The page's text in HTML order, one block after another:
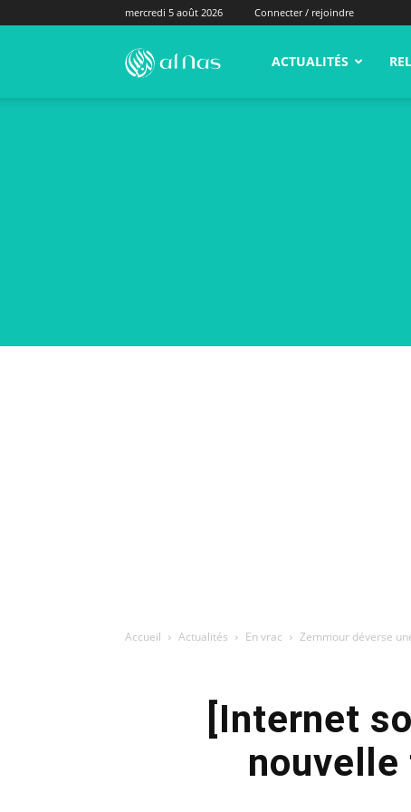
mercredi 5 août 2026 Connecter / rejoindre
alNas.fr ACTUALITÉS
Accueil Actualités En vrac Zemmour déverse
[Internet
nouvelle